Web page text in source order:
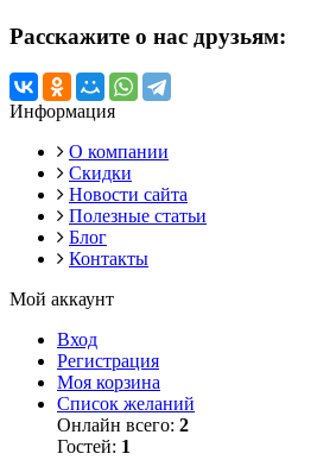
Расскажите о нас друзьям:
Информация
О компании
Скидки
Новости сайта
Полезные статьи
Блог
Контакты
Мой аккаунт
Вход
Регистрация
Моя корзина
Список желаний
Онлайн всего: 2
Гостей: 1